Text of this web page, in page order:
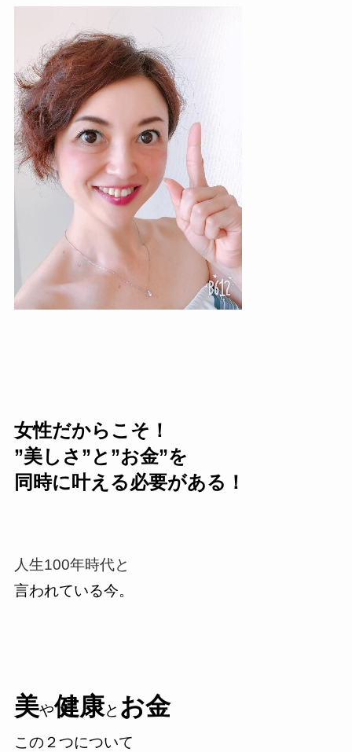
女性だからこそ！
”美しさ”と”お金”を
同時に叶える必要がある！
人生100年時代と
言われている今。
美や健康と お金
この２つについて